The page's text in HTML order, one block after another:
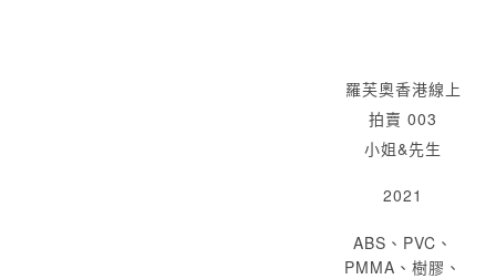
羅芙奧香港線上
拍賣 003
小姐&先生
2021
ABS、PVC、
PMMA、樹膠、